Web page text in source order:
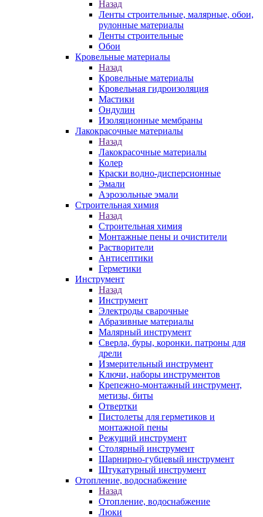
Назад
Ленты строительные, малярные, обои,
рулонные материалы
Ленты строительные
Обои
Кровельные материалы
Назад
Кровельные материалы
Кровельная гидроизоляция
Мастики
Ондулин
Изоляционные мембраны
Лакокрасочные материалы
Назад
Лакокрасочные материалы
Колер
Краски водно-дисперсионные
Эмали
Аэрозольные эмали
Строительная химия
Назад
Строительная химия
Монтажные пены и очистители
Растворители
Антисептики
Герметики
Инструмент
Назад
Инструмент
Электроды сварочные
Абразивные материалы
Малярный инструмент
Сверла, буры, коронки. патроны для
дрели
Измерительный инструмент
Ключи, наборы инструментов
Крепежно-монтажный инструмент,
метизы, биты
Отвертки
Пистолеты для герметиков и
монтажной пены
Режущий инструмент
Столярный инструмент
Шарнирно-губцевый инструмент
Штукатурный инструмент
Отопление, водоснабжение
Назад
Отопление, водоснабжение
Люки